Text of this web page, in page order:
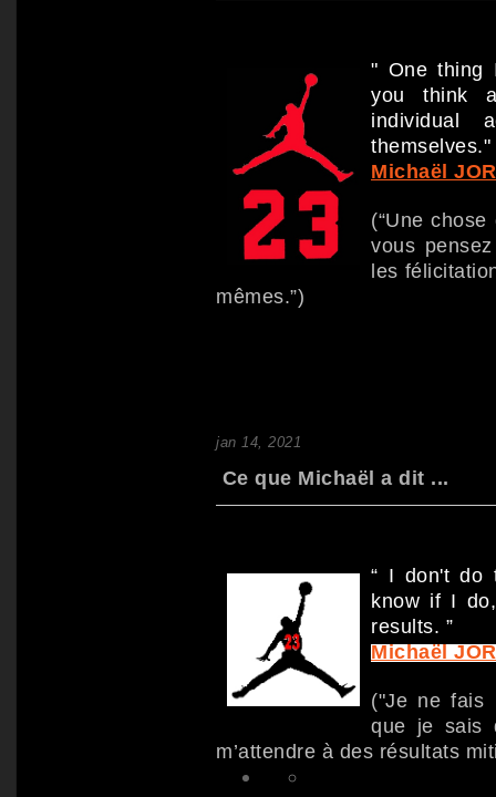
" One thing
you think
individual
themselves."
Michaël
(“Une
vous
les
mêmes.”)
jan 14, 2021
Ce que Michaël a dit ...
“ I don't do
know if I
results. ”
Michaël
("Je ne fais
que je sais
m’attendre à des résultats